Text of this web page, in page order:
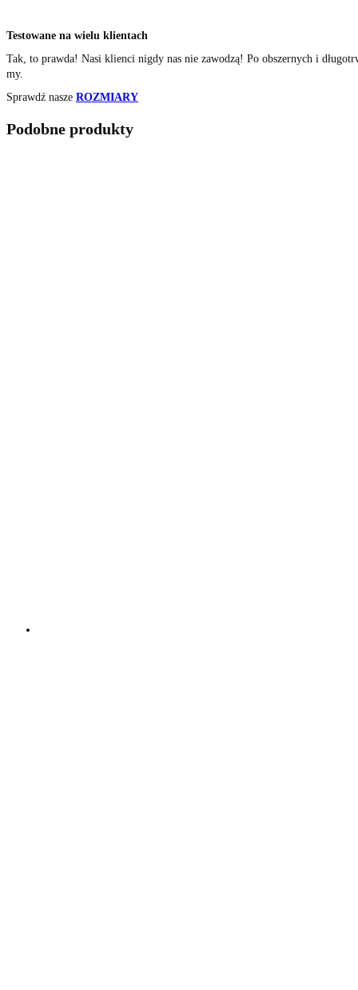
Testowane na wielu klientach
Tak, to prawda! Nasi klienci nigdy nas nie zawodzą! Po obszernych i
my.
Sprawdź nasze ROZMIARY
Podobne produkty